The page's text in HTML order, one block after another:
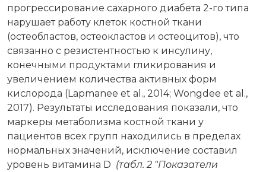
прогрессирование сахарного диабета 2-го типа
нарушает работу клеток костной ткани
(остеобластов, остеокластов и остеоцитов), что
связанно с резистентностью к инсулину,
конечными продуктами гликирования и
увеличением количества активных форм
кислорода (Lapmanee et al., 2014; Wongdee et al.,
2017). Результаты исследования показали, что
маркеры метаболизма костной ткани у
пациентов всех групп находились в пределах
нормальных значений, исключение составил
уровень витамина D (табл. 2 "Показатели